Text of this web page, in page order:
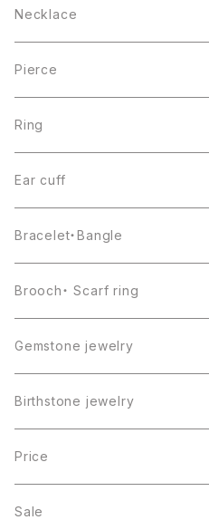
Necklace
Pierce
Ring
Ear cuff
Bracelet・Bangle
Brooch・ Scarf ring
Gemstone jewelry
Birthstone jewelry
１月・ガーネット
２月・アメジスト
Price
～5000円
Sale